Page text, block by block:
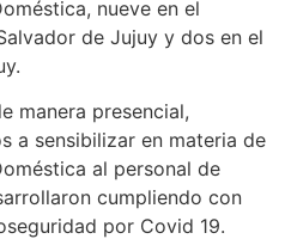
nueve en el
de Jujuy y dos en el
manera presencial,
a sensibilizar en materia de
al personal de
cumpliendo con
por Covid 19.